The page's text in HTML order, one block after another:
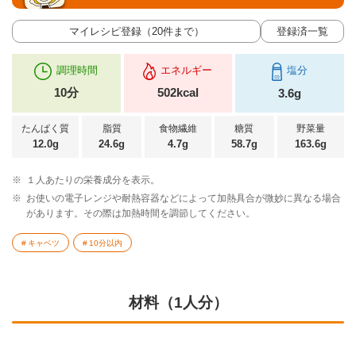
マイレシピ登録（20件まで） 登録済一覧
調理時間
10分
エネルギー
502kcal
塩分
3.6g
たんぱく質
12.0g
脂質
24.6g
食物繊維
4.7g
糖質
58.7g
野菜量
163.6g
※
１人あたりの栄養成分を表示。
※ お使いの電子レンジや耐熱容器などによって加熱具合が微妙に異なる場合
があります。その際は加熱時間を調節してください。
キャベツ 10分以内
材料（1人分）